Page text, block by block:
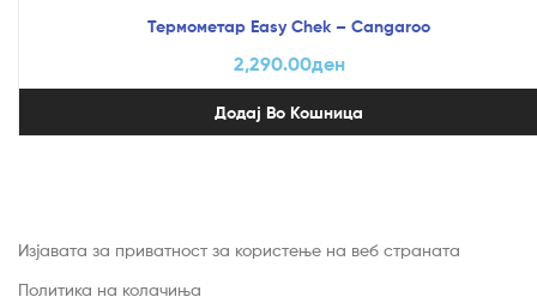
Термометар Easy Chek – Cangaroo
2,290.00ден
Додај Во Кошница
Изјавата за приватност за користење на веб страната
Политика на колачиња